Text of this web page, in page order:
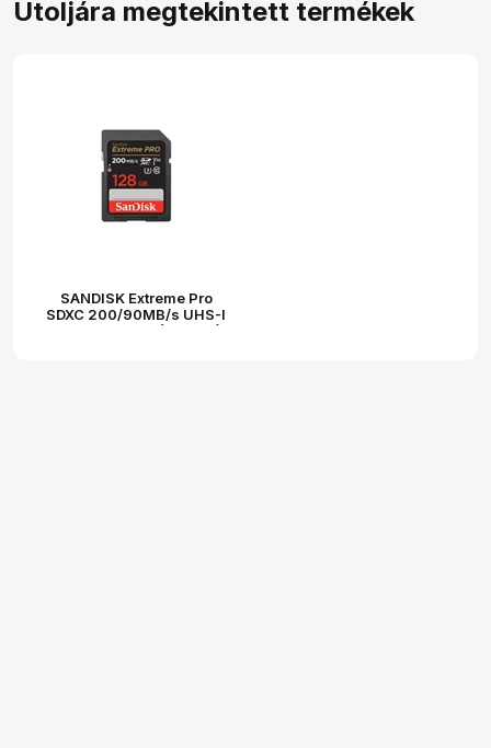
Utoljára megtekintett termékek
SANDISK Extreme Pro
SDXC 200/90MB/s UHS-I
U3 V30 128GB (121596)